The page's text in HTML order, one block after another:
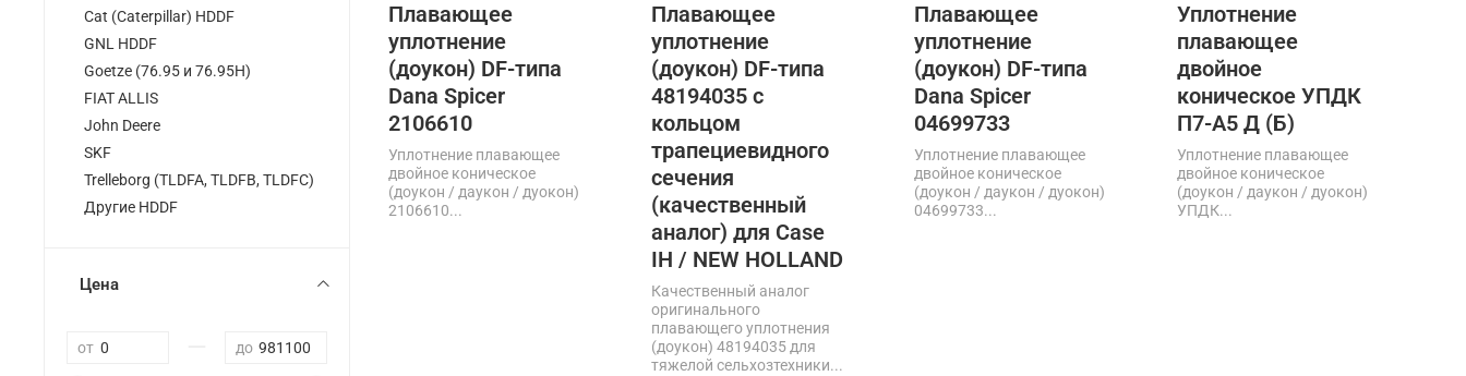
Плавающее
уплотнение
(доукон) DF-типа
Dana Spicer
2106610
Уплотнение плавающее
двойное коническое
(доукон / даукон / дуокон)
2106610...
Плавающее
уплотнение
(доукон) DF-типа
48194035 с
кольцом
трапециевидного
сечения
(качественный
аналог) для Case
IH / NEW HOLLAND
Качественный аналог
оригинального
плавающего уплотнения
(доукон) 48194035 для
тяжелой сельхозтехники...
Плавающее
уплотнение
(доукон) DF-типа
Dana Spicer
04699733
Уплотнение плавающее
двойное коническое
(доукон / даукон / дуокон)
04699733...
Уплотнение
плавающее
двойное
коническое УПДК
П7-А5 Д (Б)
Уплотнение плавающее
двойное коническое
(доукон / даукон / дуокон)
УПДК...
Cat (Caterpillar) HDDF
GNL HDDF
Goetze (76.95 и 76.95H)
FIAT ALLIS
John Deere
SKF
Trelleborg (TLDFA, TLDFB, TLDFC)
Другие HDDF
Цена
от до